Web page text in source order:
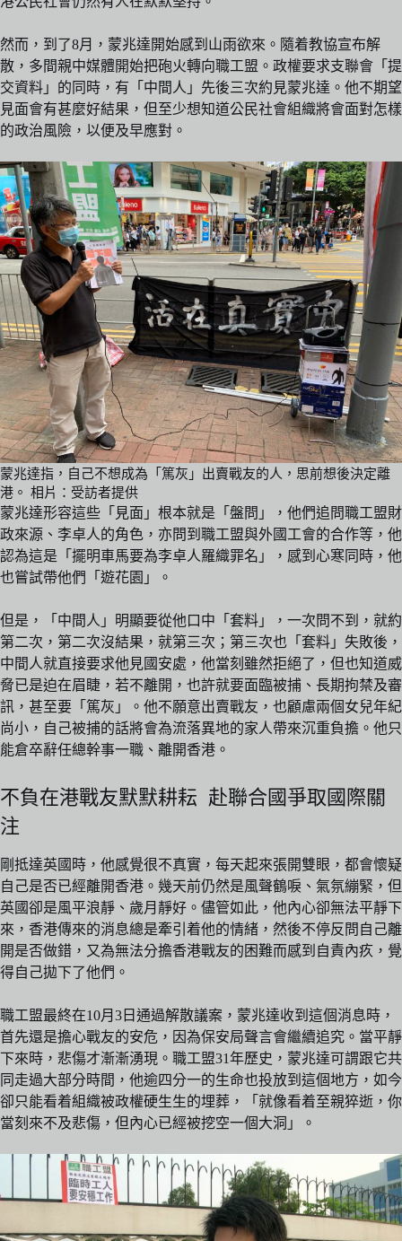
然而，到了8月，蒙兆達開始感到山雨欲來。隨着教協宣布解
散，多間親中媒體開始把砲火轉向職工盟。政權要求支聯會「提
交資料」的同時，有「中間人」先後三次約見蒙兆達。他不期望
見面會有甚麼好結果，但至少想知道公民社會組織將會面對怎樣
的政治風險，以便及早應對。
蒙兆達指，自己不想成為「篤灰」出賣戰友的人，思前想後決定離
港。 相片：受訪者提供
蒙兆達形容這些「見面」根本就是「盤問」，他們追問職工盟財
政來源、李卓人的角色，亦問到職工盟與外國工會的合作等，他
認為這是「擺明車馬要為李卓人羅織罪名」，感到心寒同時，他
也嘗試帶他們「遊花園」。
但是，「中間人」明顯要從他口中「套料」，一次問不到，就約
第二次，第二次沒結果，就第三次；第三次也「套料」失敗後，
中間人就直接要求他見國安處，他當刻雖然拒絕了，但也知道威
脅已是迫在眉睫，若不離開，也許就要面臨被捕、長期拘禁及審
訊，甚至要「篤灰」。他不願意出賣戰友，也顧慮兩個女兒年紀
尚小，自己被捕的話將會為流落異地的家人帶來沉重負擔。他只
能倉卒辭任總幹事一職、離開香港。
不負在港戰友默默耕耘 赴聯合國爭取國際關
注
剛抵達英國時，他感覺很不真實，每天起來張開雙眼，都會懷疑
自己是否已經離開香港。幾天前仍然是風聲鶴唳、氣氛繃緊，但
英國卻是風平浪靜、歲月靜好。儘管如此，他內心卻無法平靜下
來，香港傳來的消息總是牽引着他的情緒，然後不停反問自己離
開是否做錯，又為無法分擔香港戰友的困難而感到自責內疚，覺
得自己拋下了他們。
職工盟最終在10月3日通過解散議案，蒙兆達收到這個消息時，
首先還是擔心戰友的安危，因為保安局聲言會繼續追究。當平靜
下來時，悲傷才漸漸湧現。職工盟31年歷史，蒙兆達可謂跟它共
同走過大部分時間，他逾四分一的生命也投放到這個地方，如今
卻只能看着組織被政權硬生生的埋葬，「就像看着至親猝逝，你
當刻來不及悲傷，但內心已經被挖空一個大洞」。